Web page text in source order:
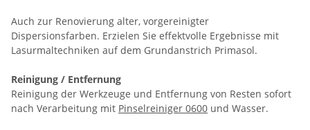
Auch zur Renovierung alter, vorgereinigter
Dispersionsfarben. Erzielen Sie effektvolle Ergebnisse mit
Lasurmaltechniken auf dem Grundanstrich Primasol.
Reinigung / Entfernung
Reinigung der Werkzeuge und Entfernung von Resten sofort
nach Verarbeitung mit Pinselreiniger 0600 und Wasser.